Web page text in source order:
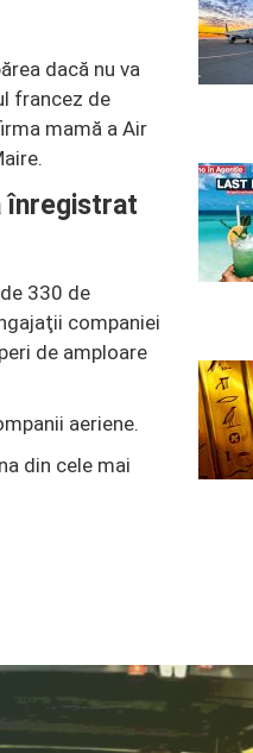
dacă nu va
francez de
mamă a Air
înregistrat
330 de
companiei
de amploare
aeriene.
din cele mai